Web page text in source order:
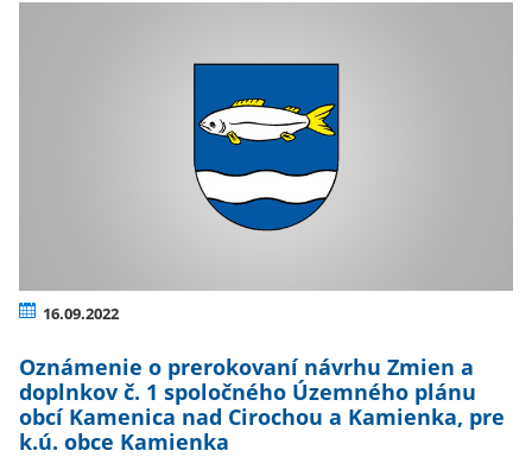
16.09.2022
Oznámenie o prerokovaní návrhu Zmien a
doplnkov č. 1 spoločného Územného plánu
obcí Kamenica nad Cirochou a Kamienka, pre
k.ú. obce Kamienka